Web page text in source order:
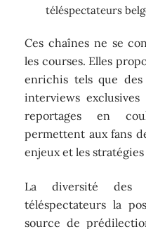
téléspectateurs
Ces chaînes ne se
les courses. Elles
enrichis tels que des
interviews
reportages en
permettent aux fans
enjeux et les
La diversité des
téléspectateurs la
source de